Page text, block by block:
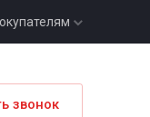
звонок